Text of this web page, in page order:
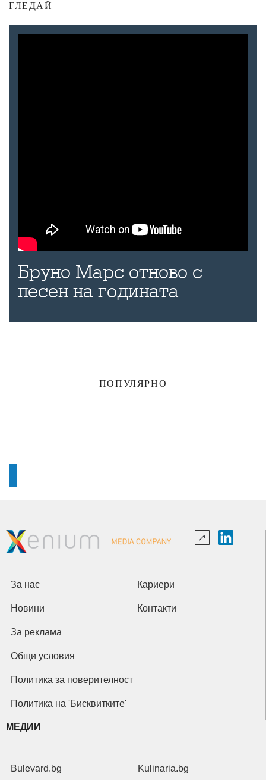
ГЛЕДАЙ
Бруно Марс отново с
песен на годината
ПОПУЛЯРНО
За нас Кариери
Новини Контакти
За реклама
Общи условия
Политика за поверителност
Политика на 'Бисквитките'
МЕДИИ
Bulevard.bg Kulinaria.bg